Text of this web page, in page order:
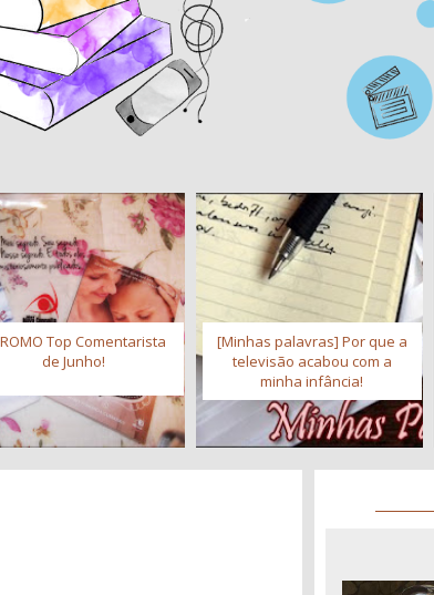
Top Comentarista
de Junho!
[Minhas palavras] Por que a
televisão acabou com a
minha infância!